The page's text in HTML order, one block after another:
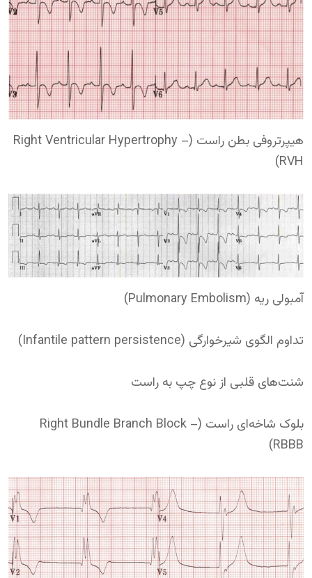
هیپرتروفی بطن راست (Right Ventricular Hypertrophy –
RVH)
آمبولی ریه (Pulmonary Embolism)
تداوم الگوی شیرخوارگی (Infantile pattern persistence)
شنت‌های قلبی از نوع چپ به راست
بلوک شاخه‌ای راست (Right Bundle Branch Block –
RBBB)